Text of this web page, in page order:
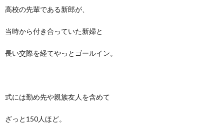
高校の先輩である新郎が、
当時から付き合っていた新婦と
長い交際を経てやっとゴールイン。
式には勤め先や親族友人を含めて
ざっと150人ほど。